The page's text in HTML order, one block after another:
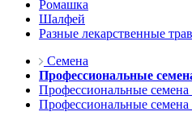
Ромашка
Шалфей
Разные лекарственные
Семена
Профессиональные
Профессиональные семена
Профессиональные